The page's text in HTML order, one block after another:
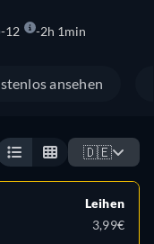
12 2h 1min
ansehen
🇩🇪
Leihen
3,99€